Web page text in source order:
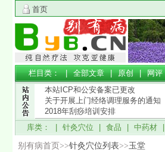
首页
栏目类： |全部文章|原创|网评
本站ICP和公安备案已更改
关于开展上门经络调理服务的通知
2018年刮痧培训安排
库类： | 针灸穴位 食品 中药材
别有病首页>>针灸穴位列表>>玉堂